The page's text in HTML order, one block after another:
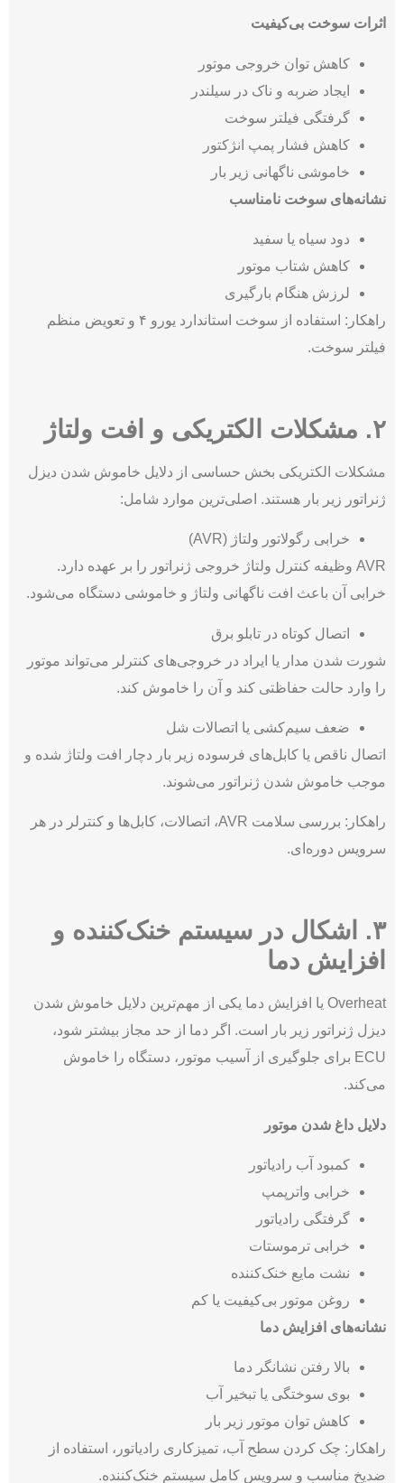
اثرات سوخت بی‌کیفیت
کاهش توان خروجی موتور
ایجاد ضربه و ناک در سیلندر
گرفتگی فیلتر سوخت
کاهش فشار پمپ انژکتور
خاموشی ناگهانی زیر بار
نشانه‌های سوخت نامناسب
دود سیاه یا سفید
کاهش شتاب موتور
لرزش هنگام بارگیری
راهکار: استفاده از سوخت استاندارد یورو ۴ و تعویض منظم
فیلتر سوخت.
۲. مشکلات الکتریکی و افت ولتاژ
مشکلات الکتریکی بخش حساسی از دلایل خاموش شدن دیزل
ژنراتور زیر بار هستند. اصلی‌ترین موارد شامل:
خرابی رگولاتور ولتاژ (AVR)
AVR وظیفه کنترل ولتاژ خروجی ژنراتور را بر عهده دارد.
خرابی آن باعث افت ناگهانی ولتاژ و خاموشی دستگاه می‌شود.
اتصال کوتاه در تابلو برق
شورت شدن مدار یا ایراد در خروجی‌های کنترلر می‌تواند موتور
را وارد حالت حفاظتی کند و آن را خاموش کند.
ضعف سیم‌کشی یا اتصالات شل
اتصال ناقص یا کابل‌های فرسوده زیر بار دچار افت ولتاژ شده و
موجب خاموش شدن ژنراتور می‌شوند.
راهکار: بررسی سلامت AVR، اتصالات، کابل‌ها و کنترلر در هر
سرویس دوره‌ای.
۳. اشکال در سیستم خنک‌کننده و
افزایش دما
Overheat یا افزایش دما یکی از مهم‌ترین دلایل خاموش شدن
دیزل ژنراتور زیر بار است. اگر دما از حد مجاز بیشتر شود،
ECU برای جلوگیری از آسیب موتور، دستگاه را خاموش
می‌کند.
دلایل داغ شدن موتور
کمبود آب رادیاتور
خرابی واترپمپ
گرفتگی رادیاتور
خرابی ترموستات
نشت مایع خنک‌کننده
روغن موتور بی‌کیفیت یا کم
نشانه‌های افزایش دما
بالا رفتن نشانگر دما
بوی سوختگی یا تبخیر آب
کاهش توان موتور زیر بار
راهکار: چک کردن سطح آب، تمیزکاری رادیاتور، استفاده از
ضدیخ مناسب و سرویس کامل سیستم خنک‌کننده.